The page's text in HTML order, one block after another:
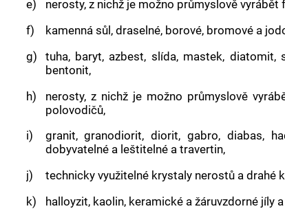
e)
nerosty, z nichž je možno průmyslově
f)
kamenná sůl, draselné, borové, bromové a
g)
tuha, baryt, azbest, slída, mastek, diatomit,
bentonit,
h)
nerosty, z nichž je možno průmyslově
polovodičů,
i)
granit, granodiorit, diorit, gabro, diabas,
dobyvatelné a leštitelné a travertin,
j)
technicky využitelné krystaly nerostů a drahé
k)
halloyzit, kaolin, keramické a žáruvzdorné jíly